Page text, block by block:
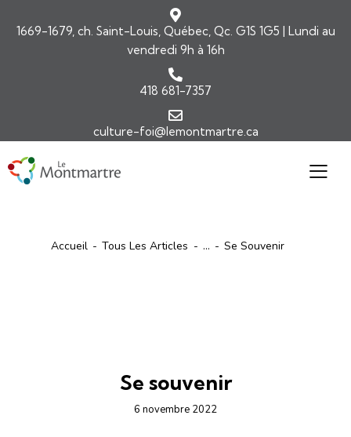
1669-1679, ch. Saint-Louis, Québec, Qc. G1S 1G5 | Lundi au
vendredi 9h à 16h
418 681-7357
culture-foi@lemontmartre.ca
Accueil Tous Les Articles ... Se Souvenir
Se souvenir
6 novembre 2022